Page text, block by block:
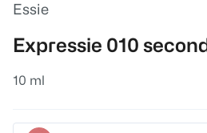
Essie
Expressie 010
10 ml